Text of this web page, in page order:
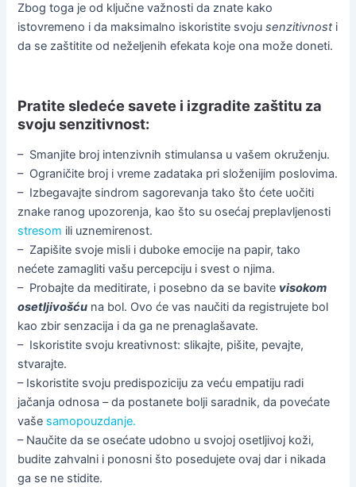
Zbog toga je od ključne važnosti da znate kako
istovremeno i da maksimalno iskoristite svojusenzitivnosti
da se zaštitite od neželjenih efekata koje ona može doneti.
Pratite sledeće savete i izgradite zaštitu za
svoju senzitivnost:
– Smanjite broj intenzivnih stimulansa u vašem okruženju.
– Ograničite broj i vreme zadataka pri složenijim poslovima.
– Izbegavajte sindrom sagorevanja tako što ćete uočiti
znake ranog upozorenja, kao što su osećaj preplavljenosti
stresom ili uznemirenost.
– Zapišite svoje misli i duboke emocije na papir, tako
nećete zamagliti vašu percepciju i svest o njima.
– Probajte da meditirate, i posebno da se bavite visokom
osetljivošću na bol. Ovo će vas naučiti da registrujete bol
kao zbir senzacija i da ga ne prenaglašavate.
– Iskoristite svoju kreativnost: slikajte, pišite, pevajte,
stvarajte.
– Iskoristite svoju predispoziciju za veću empatiju radi
jačanja odnosa – da postanete bolji saradnik, da povećate
vaše samopouzdanje.
– Naučite da se osećate udobno u svojoj osetljivoj koži,
budite zahvalni i ponosni što posedujete ovaj dar i nikada
ga se ne stidite.